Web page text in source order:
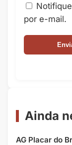
por e-mail.
Ainda
AG Placar do